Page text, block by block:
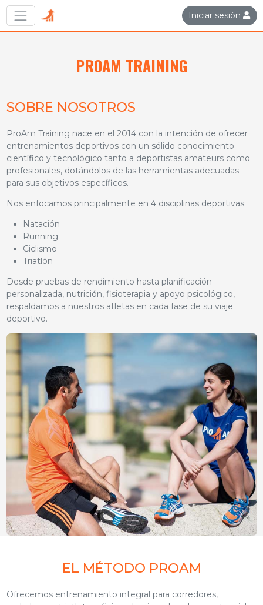
Iniciar sesión
PROAM TRAINING
SOBRE NOSOTROS
ProAm Training nace en el 2014 con la intención de ofrecer
entrenamientos deportivos con un sólido conocimiento
científico y tecnológico tanto a deportistas amateurs como
profesionales, dotándolos de las herramientas adecuadas
para sus objetivos específicos.
Nos enfocamos principalmente en 4 disciplinas deportivas:
Natación
Running
Ciclismo
Triatlón
Desde pruebas de rendimiento hasta planificación
personalizada, nutrición, fisioterapia y apoyo psicológico,
respaldamos a nuestros atletas en cada fase de su viaje
deportivo.
EL MÉTODO PROAM
Ofrecemos entrenamiento integral para corredores,